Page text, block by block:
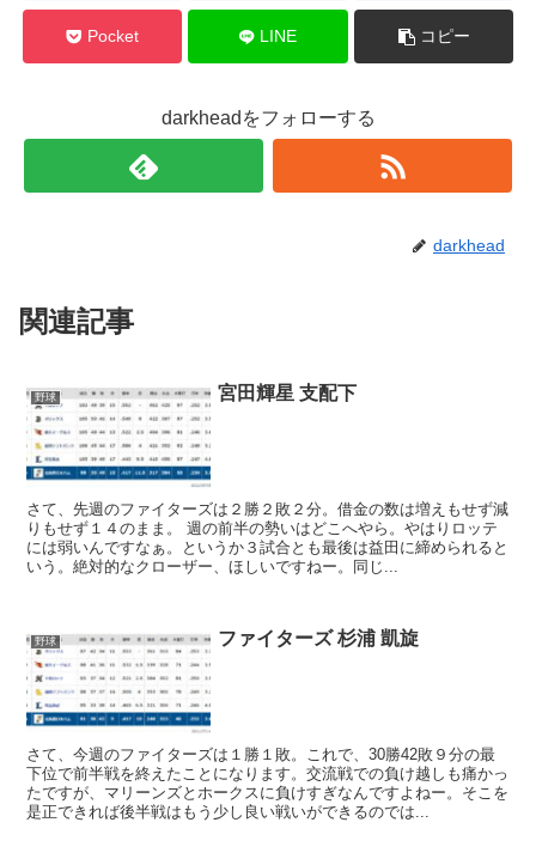
Pocket LINE コピー
darkheadをフォローする
darkhead
関連記事
野球 宮田輝星 支配下
さて、先週のファイターズは２勝２敗２分。借金の数は増えもせず減
りもせず１４のまま。 週の前半の勢いはどこへやら。やはりロッテ
には弱いんですなぁ。というか３試合とも最後は益田に締められると
いう。絶対的なクローザー、ほしいですねー。同じ...
野球 ファイターズ 杉浦 凱旋
さて、今週のファイターズは１勝１敗。これで、30勝42敗９分の最
下位で前半戦を終えたことになります。交流戦での負け越しも痛かっ
たですが、マリーンズとホークスに負けすぎなんですよねー。そこを
是正できれば後半戦はもう少し良い戦いができるのでは...